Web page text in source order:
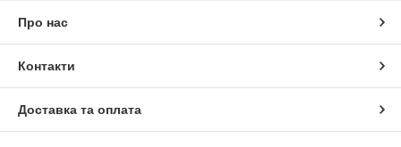
Про нас
Контакти
Доставка та оплата